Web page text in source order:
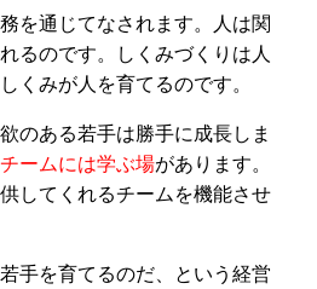
を通じてなされます。人は関
るのです。しくみづくりは人
くみが人を育てるのです。
のある若手は勝手に成長しま
チームには学ぶ場があります。
してくれるチームを機能させ
手を育てるのだ、という経営